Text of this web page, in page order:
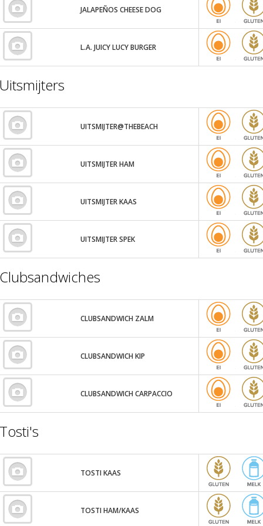
JALAPEÑOS CHEESE DOG
L.A. JUICY LUCY BURGER
Uitsmijters
UITSMIJTER@THEBEACH
UITSMIJTER HAM
UITSMIJTER KAAS
UITSMIJTER SPEK
Clubsandwiches
CLUBSANDWICH ZALM
CLUBSANDWICH KIP
CLUBSANDWICH CARPACCIO
Tosti's
TOSTI KAAS
TOSTI HAM/KAAS